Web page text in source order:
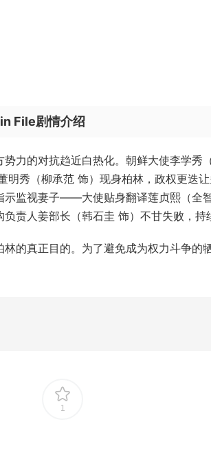
File剧情介绍
力的对抗趋近白热化。朝鲜大使李学秀
明秀（柳承范 饰）现身柏林，政权更迭
示监视妻子——大使贴身翻译莲贞熙（全
责人姜部长（韩石圭 饰）不甘失败，持
的真正目的。为了避免成为权力斗争的
1